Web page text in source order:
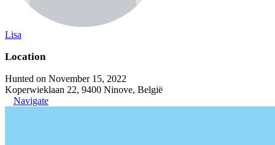
Lisa
Location
Hunted on November 15, 2022
Koperwieklaan 22, 9400 Ninove, België
Navigate